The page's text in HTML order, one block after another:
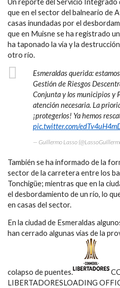
Un reporte del Servicio Integrado
que en el sector del balneario de
casas inundadas por el
que en Muisne se ha registrado
ha taponado la vía y la
otro río.
Esmeraldas querida:
Gestión de Riesgos
Conjunta y los municipios y
atención necesaria. La
¡protegerlos! Ya hemos
pic.twitter.com/
— Guillermo Lasso
También se ha informado de la
sector de la carretera entre los
Tonchigüe; mientras que en la
el desbordamiento de un río, lo
en casas del sector.
En la ciudad de Esmeraldas
han cerrado algunas vías de la
colapso de puentes.
LIBERTADORESLOADING